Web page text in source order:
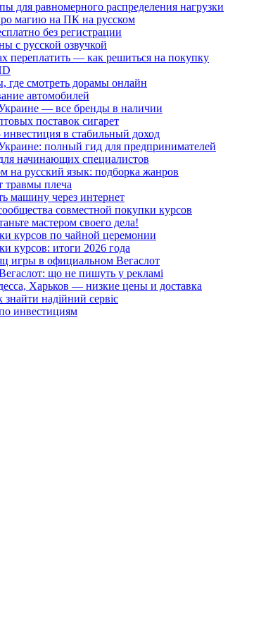
для равномерного распределения нагрузки
магию на ПК на русском
без регистрации
с русской озвучкой
переплатить — как решиться на покупку
смотреть дорамы онлайн
автомобилей
— все бренды в наличии
поставок сигарет
в стабильный доход
полный гид для предпринимателей
начинающих специалистов
на русский язык: подборка жанров
травмы плеча
машину через интернет
совместной покупки курсов
мастером своего дела!
курсов по чайной церемонии
курсов: итоги 2026 года
игры в официальном Вегаслот
що не пишуть у рекламі
Харьков — низкие цены и доставка
знайти надійний сервіс
инвестициям